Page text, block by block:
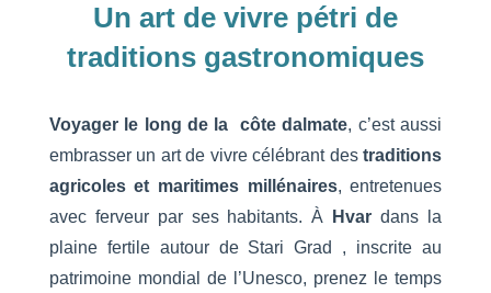
Un art de vivre pétri de
traditions gastronomiques
Voyager le long de la côte dalmate, c’est aussi
embrasser un art de vivre célébrant destraditions
agricoles et maritimes millénaires, entretenues
avec ferveur par ses habitants. À
Hvardans la
plaine fertile autour de Stari Grad , inscrite au
patrimoine mondial de l’Unesco, prenez le temps